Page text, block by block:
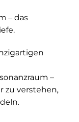
– das
–
zu verstehen,